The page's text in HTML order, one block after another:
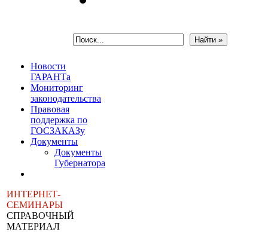
Новости
ГАРАНТа
Мониторинг
законодательства
Правовая
поддержка по
ГОСЗАКАЗу
Документы
Документы
Губернатора
ИНТЕРНЕТ-
СЕМИНАРЫ
СПРАВОЧНЫЙ
МАТЕРИАЛ